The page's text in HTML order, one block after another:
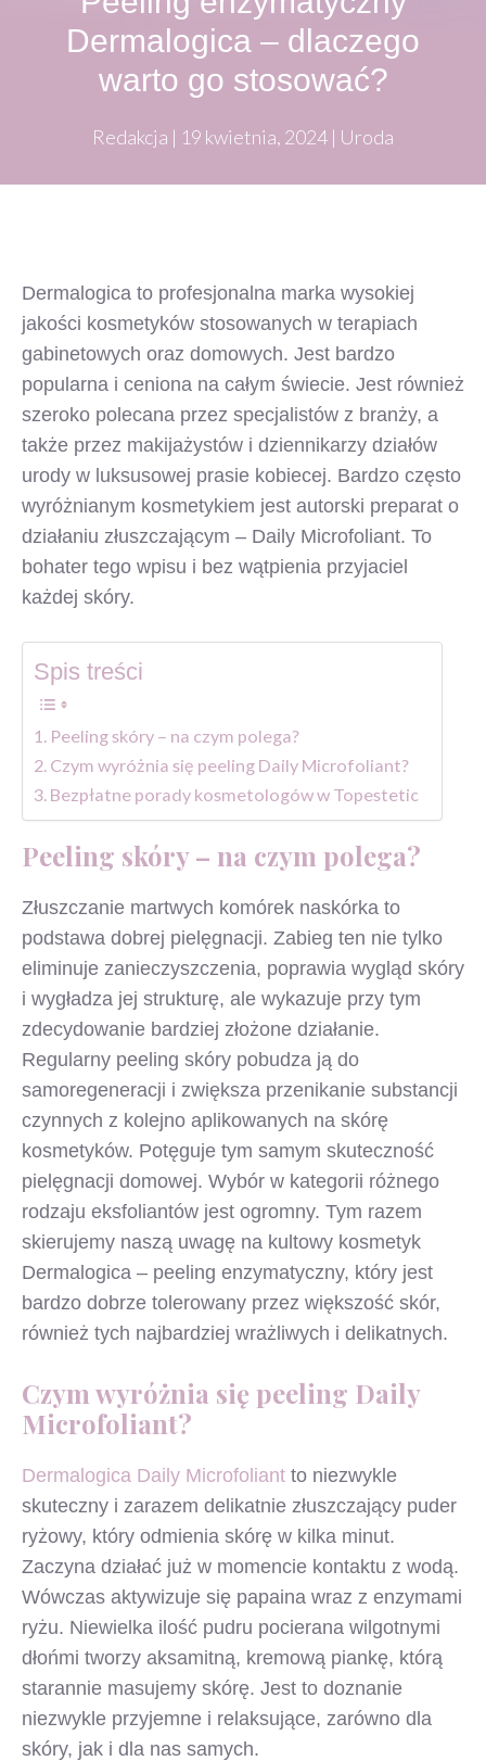
Dermalogica – dlaczego
warto go stosować?
Redakcja | 19 kwietnia, 2024 | Uroda
Dermalogica to profesjonalna marka wysokiej
jakości kosmetyków stosowanych w terapiach
gabinetowych oraz domowych. Jest bardzo
popularna i ceniona na całym świecie. Jest również
szeroko polecana przez specjalistów z branży, a
także przez makijażystów i dziennikarzy działów
urody w luksusowej prasie kobiecej. Bardzo często
wyróżnianym kosmetykiem jest autorski preparat o
działaniu złuszczającym – Daily Microfoliant. To
bohater tego wpisu i bez wątpienia przyjaciel
każdej skóry.
Spis treści
Peeling skóry – na czym polega?
Czym wyróżnia się peeling Daily Microfoliant?
Bezpłatne porady kosmetologów w Topestetic
Peeling skóry – na czym polega?
Złuszczanie martwych komórek naskórka to
podstawa dobrej pielęgnacji. Zabieg ten nie tylko
eliminuje zanieczyszczenia, poprawia wygląd skóry
i wygładza jej strukturę, ale wykazuje przy tym
zdecydowanie bardziej złożone działanie.
Regularny peeling skóry pobudza ją do
samoregeneracji i zwiększa przenikanie substancji
czynnych z kolejno aplikowanych na skórę
kosmetyków. Potęguje tym samym skuteczność
pielęgnacji domowej. Wybór w kategorii różnego
rodzaju eksfoliantów jest ogromny. Tym razem
skierujemy naszą uwagę na kultowy kosmetyk
Dermalogica – peeling enzymatyczny, który jest
bardzo dobrze tolerowany przez większość skór,
również tych najbardziej wrażliwych i delikatnych.
Czym wyróżnia się peeling Daily
Microfoliant?
Dermalogica Daily Microfoliant to niezwykle
skuteczny i zarazem delikatnie złuszczający puder
ryżowy, który odmienia skórę w kilka minut.
Zaczyna działać już w momencie kontaktu z wodą.
Wówczas aktywizuje się papaina wraz z enzymami
ryżu. Niewielka ilość pudru pocierana wilgotnymi
dłońmi tworzy aksamitną, kremową piankę, którą
starannie masujemy skórę. Jest to doznanie
niezwykle przyjemne i relaksujące, zarówno dla
skóry, jak i dla nas samych.